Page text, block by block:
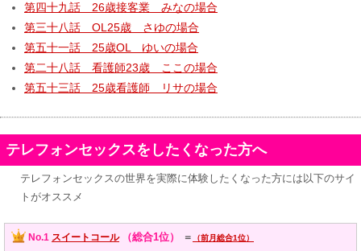
第四十九話 26歳接客業 みなの場合
第三十八話 OL25歳 さゆの場合
第五十一話 25歳OL ゆいの場合
第二十八話 看護師23歳 ここの場合
第五十三話 25歳看護師 リサの場合
テレフォンセックスをしたくなった方へ
テレフォンセックスの世界を実際に体験したくなった方には以下のサイ
トがオススメ
No.1 スイートコール （総合1位） ＝ （前月総合1位）